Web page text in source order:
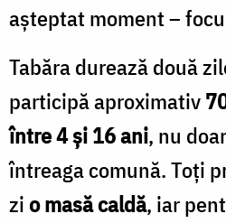
așteptat moment –
Tabăra durează două
participă aproximativ
între 4 și 16 ani, nu
întreaga comună. Toți
zio masă caldă, iar